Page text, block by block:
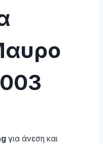
για άνεση και